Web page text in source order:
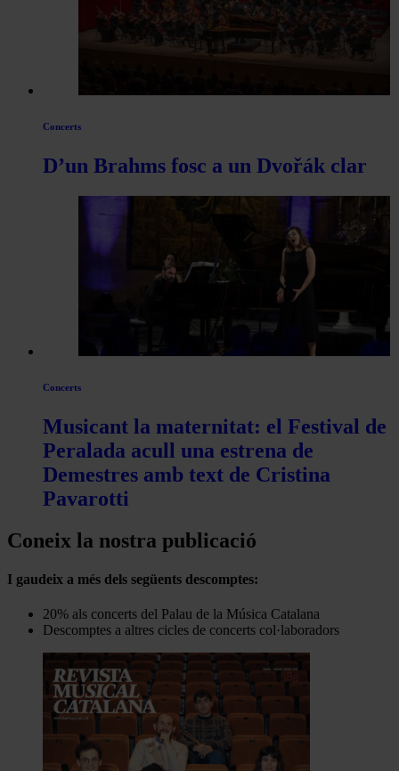
Concerts
D’un Brahms fosc a un Dvořák clar
Concerts
Musicant la maternitat: el Festival de
Peralada acull una estrena de
Demestres amb text de Cristina
Pavarotti
Coneix la nostra publicació
I gaudeix a més dels següents descomptes:
20% als concerts del Palau de la Música Catalana
Descomptes a altres cicles de concerts col·laboradors